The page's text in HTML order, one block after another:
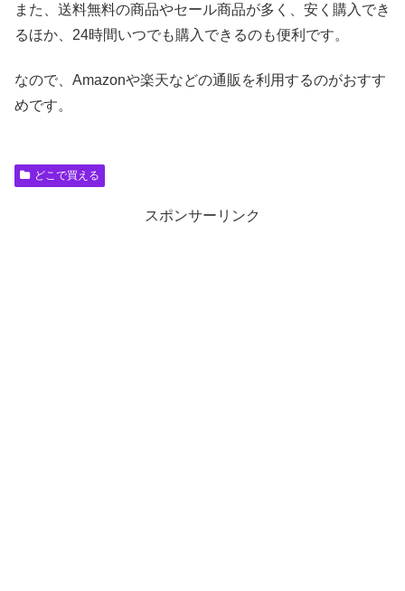
また、送料無料の商品やセール商品が多く、安く購入でき
るほか、24時間いつでも購入できるのも便利です。
なので、Amazonや楽天などの通販を利用するのがおすす
めです。
どこで買える
スポンサーリンク